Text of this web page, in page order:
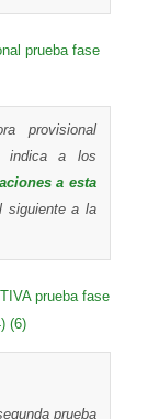
prueba fase
provisional
indica a los
a esta
siguiente a la
prueba fase
(6)
prueba